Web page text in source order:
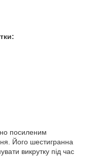
посиленим
Його шестигранна
викрутку під час